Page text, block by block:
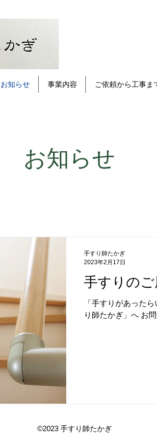
お知らせ 事業内容 ご依頼から工事ま
お知らせ
手すりの
「手すりがあった
り師たかぎ」へ お問
手すり師たかぎ
2023年2月17日
©2023 手すり師たかぎ